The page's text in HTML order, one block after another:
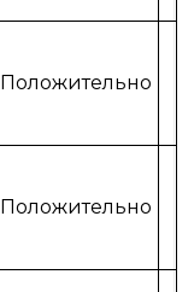
Положительно
Положительно